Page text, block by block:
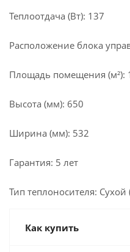
Теплоотдача (Вт): 137
Расположение блока
Площадь помещения (м²):
Высота (мм): 650
Ширина (мм): 532
Гарантия: 5 лет
Тип теплоносителя: Сухой
Как купить